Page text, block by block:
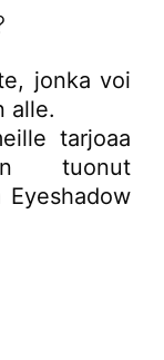
jonka voi
alle.
tarjoaa
tuonut
Eyeshadow